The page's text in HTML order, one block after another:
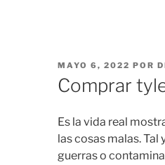
PUBLICADO
EL
MAYO 6, 2022 POR
Comprar
Es la vida real
las cosas malas.
guerras o